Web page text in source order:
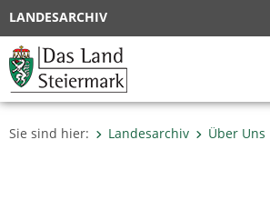
LANDESARCHIV
Sie sind hier: Landesarchiv Über Uns